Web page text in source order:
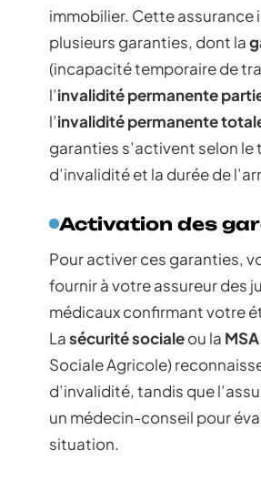
immobilier. Cette assurance
plusieurs garanties, dont la
(incapacité temporaire de
l’invalidité permanente
l’invalidité permanente
garanties s’activent selon le
d’invalidité et la durée de
Activation des
Pour activer ces garanties,
fournir à votre assureur des
médicaux confirmant votre
Lasécurité socialeou la MSA
Sociale Agricole)
d’invalidité, tandis que
un médecin-conseil pour
situation.